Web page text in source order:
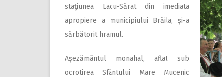
staţiunea Lacu-Sărat din imediata
apropiere a municipiului Brăila, şi-a
sărbătorit hramul.
Aşezământul monahal, aflat sub
ocrotirea Sfântului Mare Mucenic